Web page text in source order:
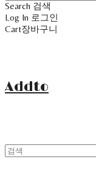
Search 검색
Log In 로그인
Cart장바구니
Addto